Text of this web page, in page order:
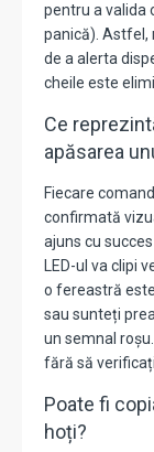
pentru a valida
panică). Astfel,
de a alerta
cheile este
Ce
apăsarea
Fiecare
confirmată
ajuns cu
LED-ul va clipi
o fereastră
sau sunteți
un semnal
fără să
Poate fi
hoți?